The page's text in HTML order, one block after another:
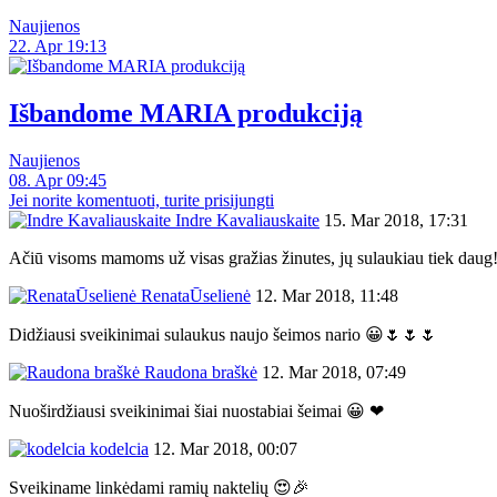
Naujienos
22. Apr 19:13
Išbandome MARIA produkciją
Naujienos
08. Apr 09:45
Jei norite komentuoti, turite prisijungti
Indre Kavaliauskaite 15. Mar 2018, 17:31
Ačiū visoms mamoms už visas gražias žinutes, jų sulaukiau tiek
RenataŪselienė 12. Mar 2018, 11:48
Didžiausi sveikinimai sulaukus naujo šeimos nario 😀🌷🌷🌷
Raudona braškė 12. Mar 2018, 07:49
Nuoširdžiausi sveikinimai šiai nuostabiai šeimai 😀 ❤
kodelcia 12. Mar 2018, 00:07
Sveikiname linkėdami ramių naktelių 😍🎉